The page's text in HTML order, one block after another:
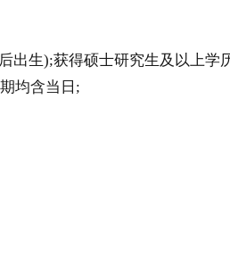
生);获得硕士研究生及以上学
均含当日;